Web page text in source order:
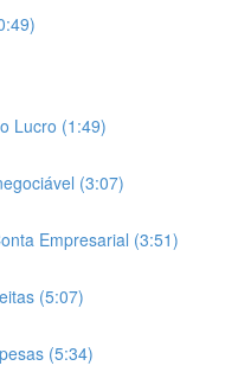
Lucro (1:49)
(3:07)
Empresarial (3:51)
(5:07)
(5:34)